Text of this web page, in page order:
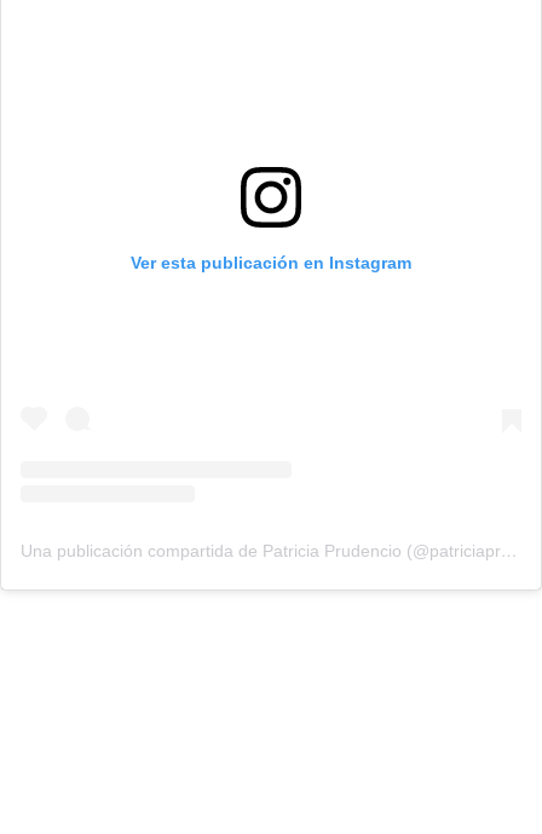
Ver esta publicación en Instagram
Una publicación compartida de Patricia Prudencio (@patriciaprudencio98)